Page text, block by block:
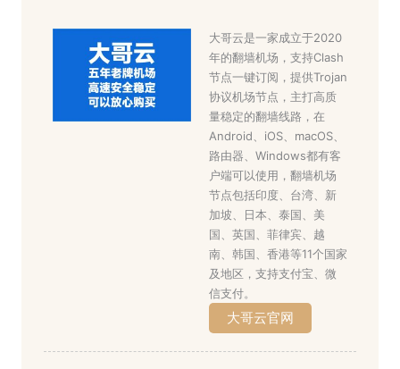
大哥云是一家成立于2020
年的翻墙机场，支持Clash
节点一键订阅，提供Trojan
协议机场节点，主打高质
量稳定的翻墙线路，在
Android、iOS、macOS、
路由器、Windows都有客
户端可以使用，翻墙机场
节点包括印度、台湾、新
加坡、日本、泰国、美
国、英国、菲律宾、越
南、韩国、香港等11个国家
及地区，支持支付宝、微
信支付。
大哥云官网